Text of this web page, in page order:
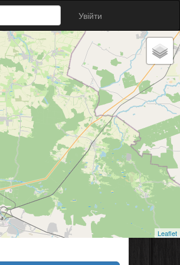
Увійти
Leaflet